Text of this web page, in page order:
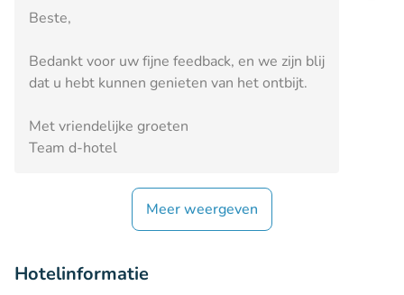
Beste,
Bedankt voor uw fijne feedback, en we zijn blij
dat u hebt kunnen genieten van het ontbijt.
Met vriendelijke groeten
Team d-hotel
Meer weergeven
Hotelinformatie